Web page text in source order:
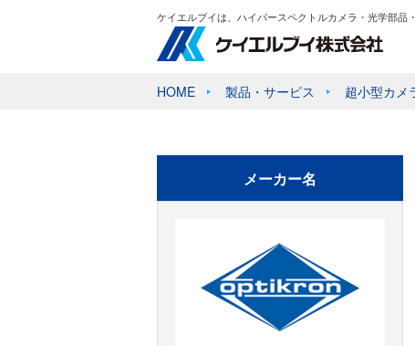
ケイエルブイは、ハイパースペクトルカメラ・光学部品
HOME 製品・サービス 超小型カメ
メーカー名